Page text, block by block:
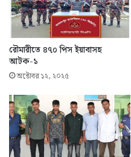
রৌমারীতে ৪৭০ পিস ইয়াবাসহ
আটক-১
অক্টোবর ১২, ২০২৫